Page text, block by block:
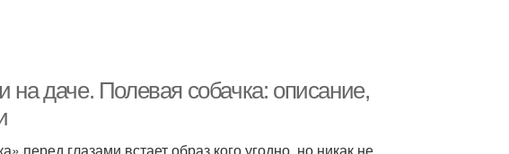
на даче. Полевая собачка: описание,